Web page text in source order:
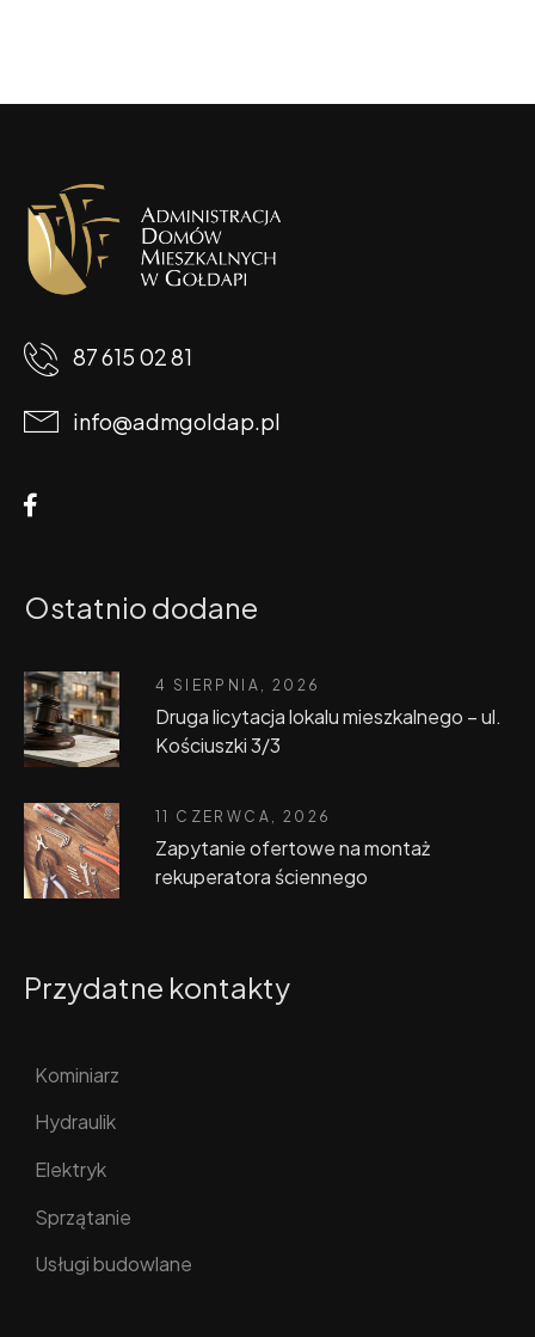
87 615 02 81
info@admgoldap.pl
Ostatnio dodane
4 SIERPNIA, 2026
Druga licytacja lokalu mieszkalnego – ul.
Kościuszki 3/3
11 CZERWCA, 2026
Zapytanie ofertowe na montaż
rekuperatora ściennego
Przydatne kontakty
Kominiarz
Hydraulik
Elektryk
Sprzątanie
Usługi budowlane